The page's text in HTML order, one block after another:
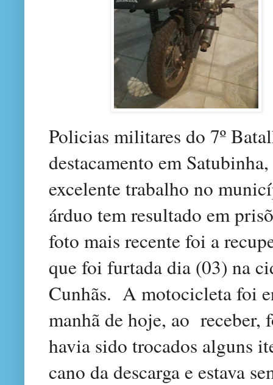
Policias militares do 7º
destacamento em
excelente trabalho no
árduo tem resultado em
foto mais recente foi a
que foi furtada dia (03) na
Cunhãs. A motocicleta foi
manhã de hoje, ao receber,
havia sido trocados alguns
cano da descarga e estava